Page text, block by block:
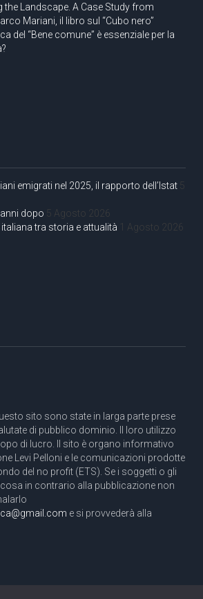
the Landscape. A Case Study from
Mariani, il libro sul “Cubo nero”
del “Bene comune” è essenziale per la
emigrati nel 2025, il rapporto dell’Istat 5
dopo 5 Agosto 2026
italiana tra storia e attualità 1 Agosto 2026
sito sono state in larga parte prese
di pubblico dominio. Il loro utilizzo
di lucro. Il sito è organo informativo
Levi Pelloni e le comunicazioni prodotte
del no profit (ETS). Se i soggetti o gli
in contrario alla pubblicazione non
e si provvederà alla